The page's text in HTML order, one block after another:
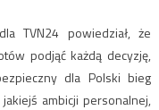
TVN24 powiedział, że
podjąć każdą decyzję,
dla Polski bieg
ambicji personalnej,